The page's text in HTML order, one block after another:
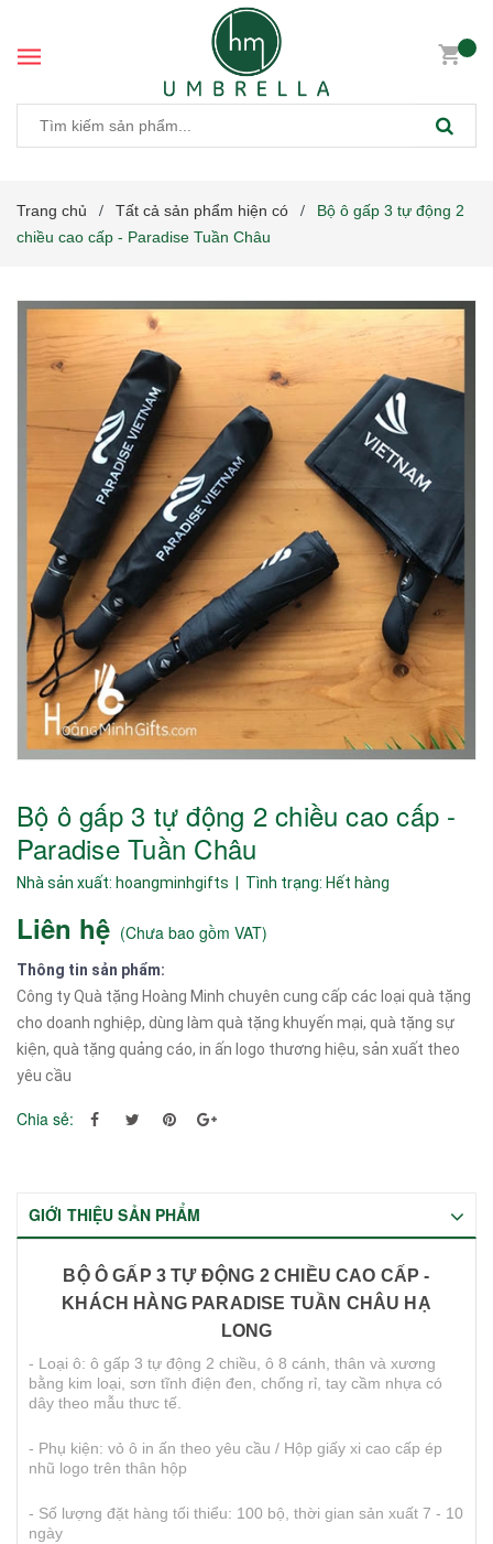
Trang chủ / Tất cả sản phẩm hiện có /
Bộ ô gấp 3 tự động 2
chiều cao cấp - Paradise Tuần Châu
Bộ ô gấp 3 tự động 2 chiều cao cấp -
Paradise Tuần Châu
Nhà sản xuất: hoangminhgifts | Tình trạng: Hết hàng
Liên hệ (Chưa bao gồm VAT)
Thông tin sản phẩm:
Công ty Quà tặng Hoàng Minh chuyên cung cấp các loại quà tặng
cho doanh nghiệp, dùng làm quà tặng khuyến mại, quà tặng sự
kiện, quà tặng quảng cáo, in ấn logo thương hiệu, sản xuất theo
yêu cầu
Chia sẻ:
GIỚI THIỆU SẢN PHẨM
BỘ Ô GẤP 3 TỰ ĐỘNG 2 CHIỀU CAO CẤP -
KHÁCH HÀNG PARADISE TUẦN CHÂU HẠ
LONG
- Loại ô: ô gấp 3 tự động 2 chiều, ô 8 cánh, thân và xương
bằng kim loại, sơn tĩnh điện đen, chống rỉ, tay cầm nhựa có
dây theo mẫu thưc tế.
- Phụ kiện: vỏ ô in ấn theo yêu cầu / Hộp giấy xi cao cấp ép
nhũ logo trên thân hộp
- Số lượng đặt hàng tối thiểu: 100 bộ, thời gian sản xuất 7 - 10
ngày